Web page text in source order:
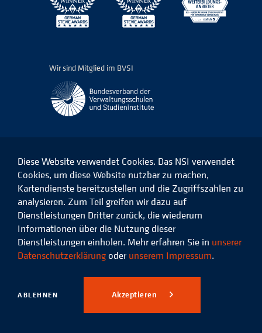
Wir sind Mitglied im BVSI
Das
NSI
Facebook
Das
NSI
auf
LinkedIn
Das
NSI
auf
Instagram
Das
Xing
© 2026 Niedersächsisches
Studieninstitut für kommunale
Verwaltung e.V.
Datenschutz Impressum
Diese Website verwendet Cookies. Das NSI verwendet
Cookies, um diese Website nutzbar zu machen,
Kartendienste bereitzustellen und die Zugriffszahlen zu
analysieren. Zum Teil greifen wir dazu auf
Dienstleistungen Dritter zurück, die wiederum
Informationen über die Nutzung dieser
Dienstleistungen einholen. Mehr erfahren Sie in unserer
Datenschutzerklärung oder unserem Impressum.
ABLEHNEN Akzeptieren